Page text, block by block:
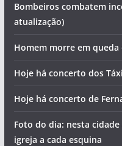
Bombeiros combatem
atualização)
Homem morre em
Hoje há concerto dos
Hoje há concerto de
Foto do dia: nesta
igreja a cada esquina